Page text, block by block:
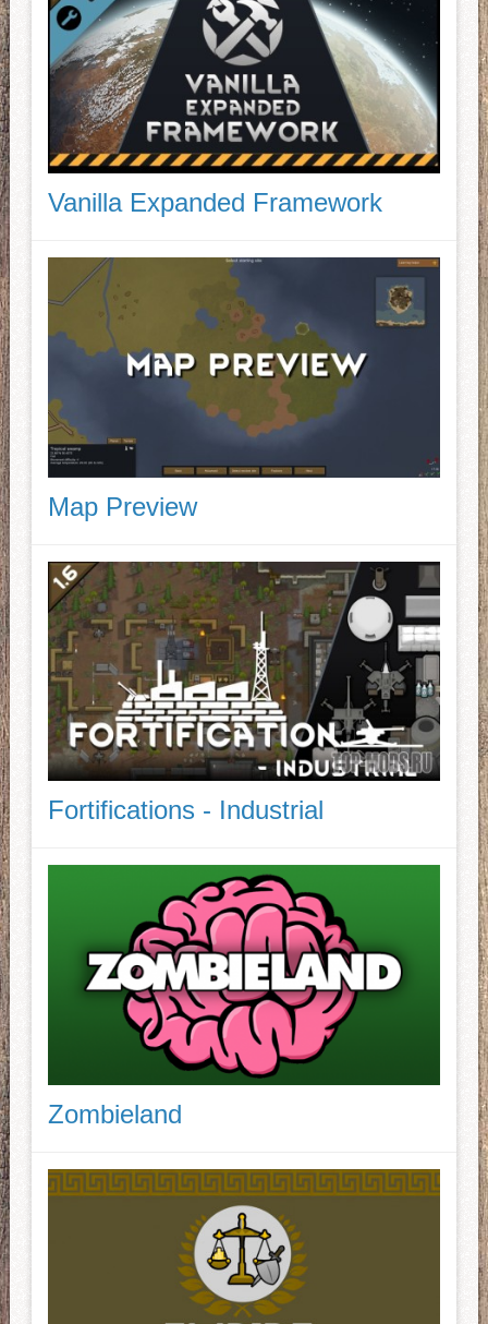
Vanilla Expanded Framework
Map Preview
Fortifications - Industrial
Zombieland